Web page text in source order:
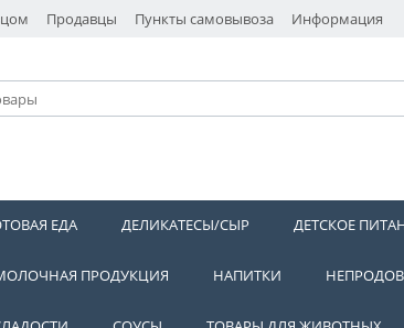
Продавцы Пункты самовывоза Информация
ЕДА ДЕЛИКАТЕСЫ/СЫР ДЕТСКОЕ
ПРОДУКЦИЯ НАПИТКИ